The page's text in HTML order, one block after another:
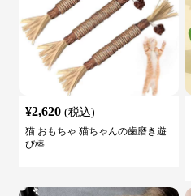
¥2,620 (税込)
猫 おもちゃ 猫ちゃんの歯磨き遊
び棒